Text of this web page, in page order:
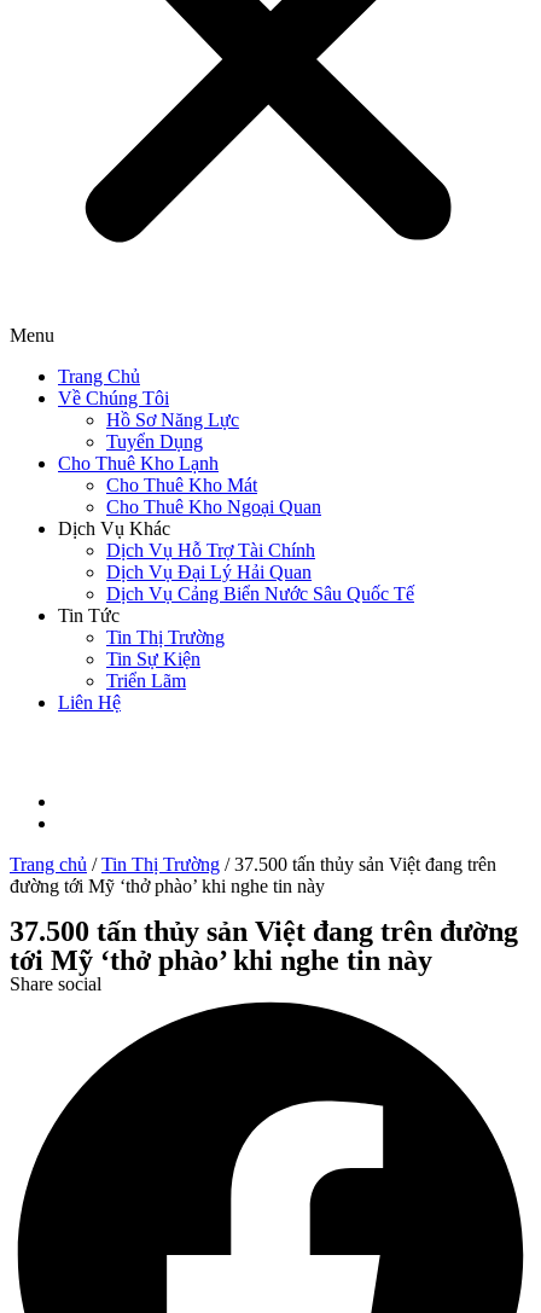
Menu
Trang Chủ
Về Chúng Tôi
Hồ Sơ Năng Lực
Tuyển Dụng
Cho Thuê Kho Lạnh
Cho Thuê Kho Mát
Cho Thuê Kho Ngoại Quan
Dịch Vụ Khác
Dịch Vụ Hỗ Trợ Tài Chính
Dịch Vụ Đại Lý Hải Quan
Dịch Vụ Cảng Biển Nước Sâu Quốc Tế
Tin Tức
Tin Thị Trường
Tin Sự Kiện
Triển Lãm
Liên Hệ
Trang chủ /Tin Thị Trường /37.500 tấn thủy sản Việt đang trên
đường tới Mỹ ‘thở phào’ khi nghe tin này
37.500 tấn thủy sản Việt đang trên đường
tới Mỹ ‘thở phào’ khi nghe tin này
Share social